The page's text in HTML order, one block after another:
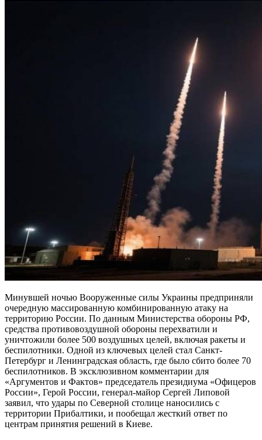
Минувшей ночью Вооруженные силы Украины предприняли
очередную массированную комбинированную атаку на
территорию России. По данным Министерства обороны РФ,
средства противовоздушной обороны перехватили и
уничтожили более 500 воздушных целей, включая ракеты и
беспилотники. Одной из ключевых целей стал Санкт-
Петербург и Ленинградская область, где было сбито более 70
беспилотников. В эксклюзивном комментарии для
«Аргументов и Фактов» председатель президиума «Офицеров
России», Герой России, генерал-майор Сергей Липовой
заявил, что удары по Северной столице наносились с
территории Прибалтики, и пообещал жесткий ответ по
центрам принятия решений в Киеве.